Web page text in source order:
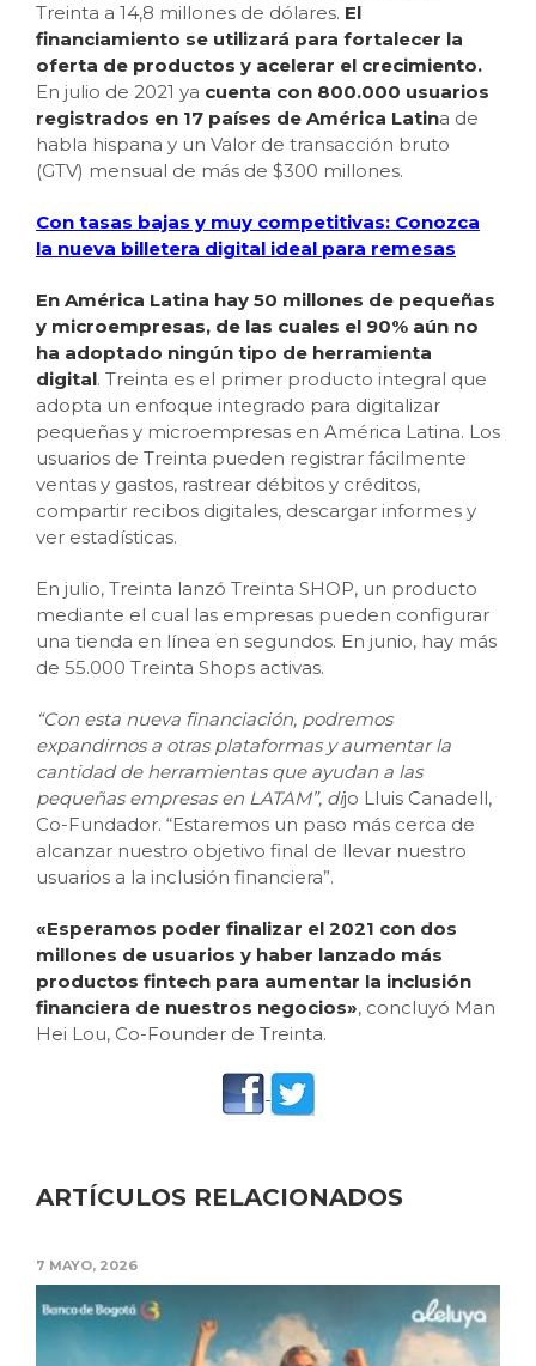
Treinta a 14,8 millones de dólares. El
financiamiento se utilizará para fortalecer la
oferta de productos y acelerar el crecimiento.
En julio de 2021 ya cuenta con 800.000 usuarios
registrados en 17 países de América Latina de
habla hispana y un Valor de transacción bruto
(GTV) mensual de más de $300 millones.
Con tasas bajas y muy competitivas: Conozca
la nueva billetera digital ideal para remesas
En América Latina hay 50 millones de pequeñas
y microempresas, de las cuales el 90% aún no
ha adoptado ningún tipo de herramienta
digital. Treinta es el primer producto integral que
adopta un enfoque integrado para digitalizar
pequeñas y microempresas en América Latina. Los
usuarios de Treinta pueden registrar fácilmente
ventas y gastos, rastrear débitos y créditos,
compartir recibos digitales, descargar informes y
ver estadísticas.
En julio, Treinta lanzó Treinta SHOP, un producto
mediante el cual las empresas pueden configurar
una tienda en línea en segundos. En junio, hay más
de 55.000 Treinta Shops activas.
“Con esta nueva financiación, podremos
expandirnos a otras plataformas y aumentar la
cantidad de herramientas que ayudan a las
pequeñas empresas en LATAM”, dijo Lluis Canadell,
Co-Fundador. “Estaremos un paso más cerca de
alcanzar nuestro objetivo final de llevar nuestro
usuarios a la inclusión financiera”.
«Esperamos poder finalizar el 2021 con dos
millones de usuarios y haber lanzado más
productos fintech para aumentar la inclusión
financiera de nuestros negocios», concluyó Man
Hei Lou, Co-Founder de Treinta.
ARTÍCULOS RELACIONADOS
7 MAYO, 2026